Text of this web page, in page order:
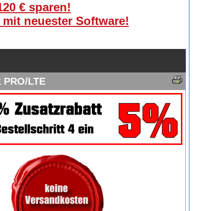
€ sparen!
neuester Software!
LTE